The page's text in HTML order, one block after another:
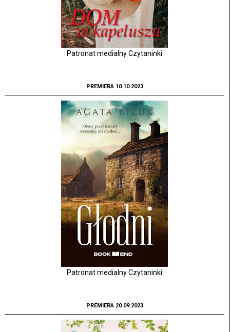
Patronat medialny Czytaninki
PREMIERA 10.10.2023
Patronat medialny Czytaninki
PREMIERA 20.09.2023